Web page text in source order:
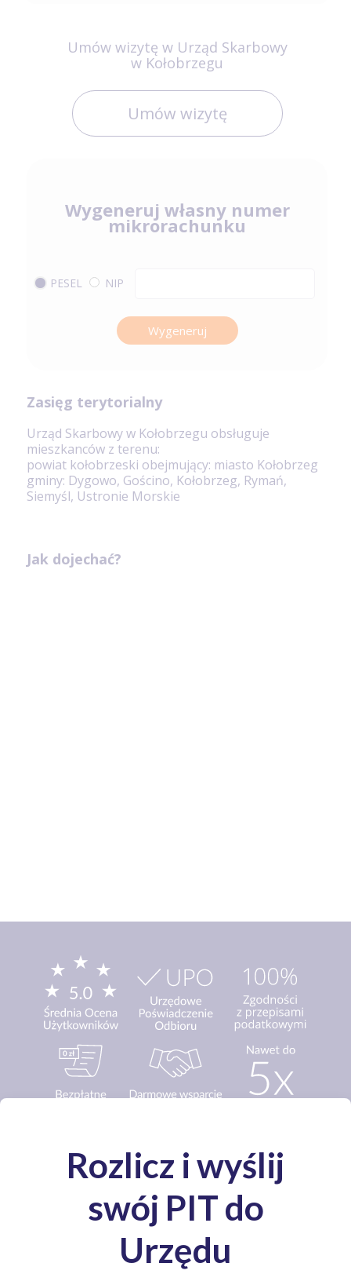
Umów wizytę w Urząd Skarbowy
w Kołobrzegu
Umów wizytę
Wygeneruj własny numer
mikrorachunku
PESEL NIP
Wygeneruj
Zasięg terytorialny
Urząd Skarbowy w Kołobrzegu obsługuje
mieszkanców z terenu:
powiat kołobrzeski obejmujący: miasto Kołobrzeg
gminy: Dygowo, Gościno, Kołobrzeg, Rymań,
Siemyśl, Ustronie Morskie
Jak dojechać?